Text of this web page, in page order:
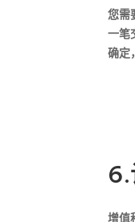
您需
一笔
确定
6.
增值